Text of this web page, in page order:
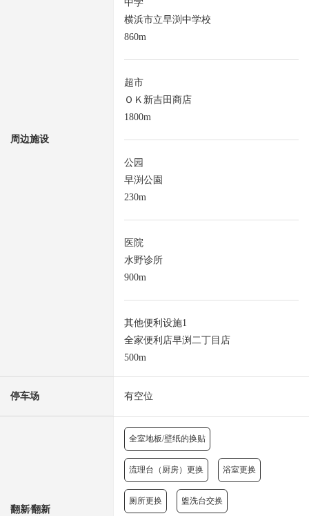
周边施设
中学
横浜市立早渕中学校
860m
超市
ＯＫ新吉田商店
1800m
公园
早渕公園
230m
医院
水野诊所
900m
其他便利设施1
全家便利店早渕二丁目店
500m
停车场 有空位
翻新⁄翻新
全室地板/壁纸的换贴
流理台（厨房）更换 浴室更换
厕所更换 盥洗台交换